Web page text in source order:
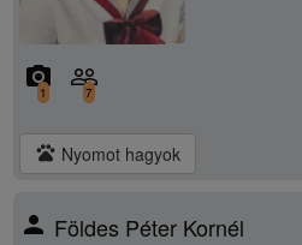
camera_alt
1
people_outline
7
pets Nyomot hagyok
person Földes Péter Kornél